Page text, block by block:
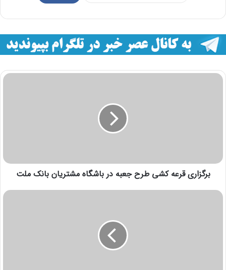
برگزاری قرعه کشی طرح جعبه در باشگاه مشتریان بانک ملت